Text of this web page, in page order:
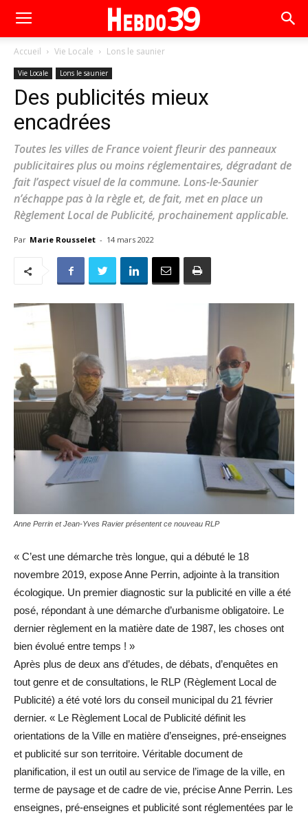
Accueil Vie Locale Lons le saunier
Vie Locale Lons le saunier
Des publicités mieux
encadrées
Toutes les villes de France voient fleurir des panneaux
publicitaires plus ou moins réglementaires, dégradant de
fait l’aspect visuel de la commune. Lons-le-Saunier
n’échappe pas à la règle et, de fait, met en place un
Règlement Local de Publicité, prochainement applicable.
Par Marie Rousselet - 14 mars 2022
Anne Perrin et Jean-Yves Ravier présentent ce nouveau RLP
« C’est une démarche très longue, qui a débuté le 18
novembre 2019, expose Anne Perrin, adjointe à la transition
écologique. Un premier diagnostic sur la publicité en ville a été
posé, répondant à une démarche d’urbanisme obligatoire. Le
dernier règlement en la matière date de 1987, les choses ont
bien évolué entre temps ! »
Après plus de deux ans d’études, de débats, d’enquêtes en
tout genre et de consultations, le RLP (Règlement Local de
Publicité) a été voté lors du conseil municipal du 21 février
dernier. « Le Règlement Local de Publicité définit les
orientations de la Ville en matière d’enseignes, pré-enseignes
et publicité sur son territoire. Véritable document de
planification, il est un outil au service de l’image de la ville, en
terme de paysage et de cadre de vie, précise Anne Perrin. Les
enseignes, pré-enseignes et publicité sont réglementées par le